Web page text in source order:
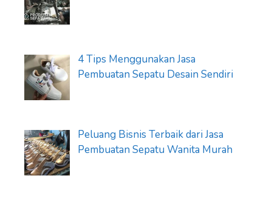
4 Tips Menggunakan Jasa
Pembuatan Sepatu Desain Sendiri
Peluang Bisnis Terbaik dari Jasa
Pembuatan Sepatu Wanita Murah